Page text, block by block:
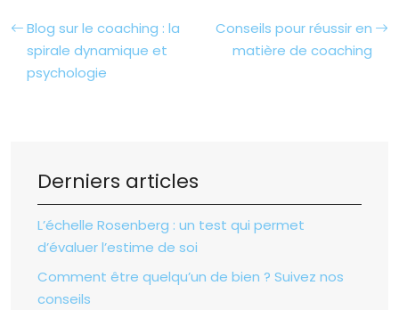
Blog sur le coaching : la
spirale dynamique et
psychologie
Conseils pour réussir en
matière de coaching
Derniers articles
L’échelle Rosenberg : un test qui permet
d’évaluer l’estime de soi
Comment être quelqu’un de bien ? Suivez nos
conseils